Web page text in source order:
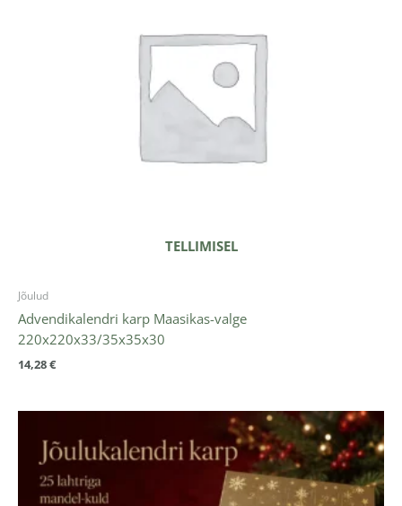
TELLIMISEL
Jõulud
Advendikalendri karp Maasikas-valge
220x220x33/35x35x30
14,28€